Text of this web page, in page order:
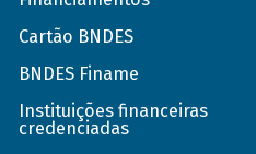
Cartão BNDES
BNDES Finame
Instituições financeiras
credenciadas